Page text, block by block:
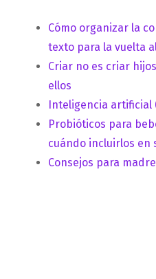
Cómo organizar la
texto para la vuelta
Criar no es criar
ellos
Inteligencia artificial
Probióticos para
cuándo incluirlos en
Consejos para